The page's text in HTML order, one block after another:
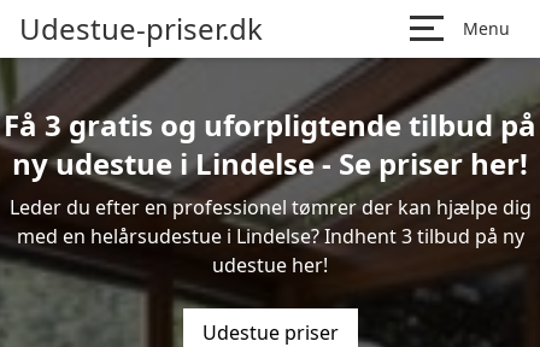
Udestue-priser.dk Menu
Få 3 gratis og uforpligtende tilbud på
ny udestue i Lindelse - Se priser her!
Leder du efter en professionel tømrer der kan hjælpe dig
med en helårsudestue i Lindelse? Indhent 3 tilbud på ny
udestue her!
Udestue priser